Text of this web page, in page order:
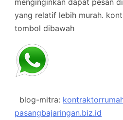
yang relatif lebih murah.
tombol dibawah
blog-mitra:
pasangbajaringan.biz.id